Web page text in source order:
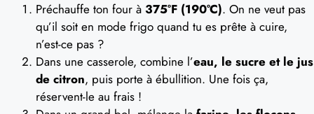
Préchauffe ton four à 375°F (190°C). On ne veut pas
qu’il soit en mode frigo quand tu es prête à cuire,
n’est-ce pas ?
Dans une casserole, combine l’eau, le sucre et le jus
de citron, puis porte à ébullition. Une fois ça,
réservent-le au frais !